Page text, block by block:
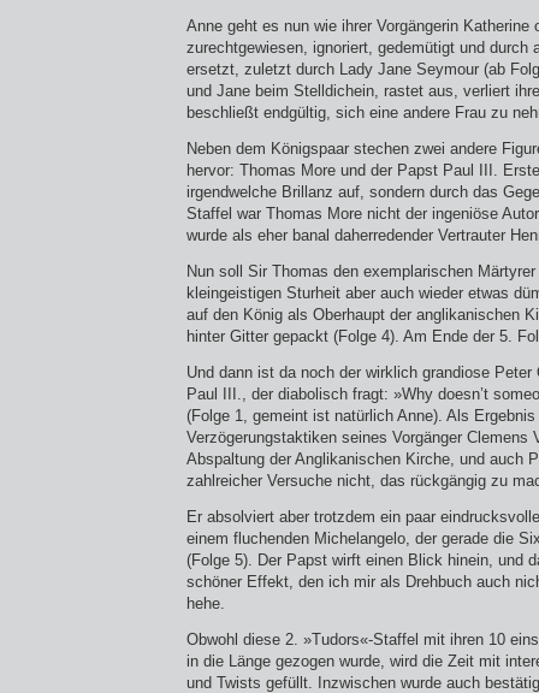
Anne geht es nun wie ihrer Vorgängerin Katherine
zurechtgewiesen, ignoriert, gedemütigt und durch
ersetzt, zuletzt durch Lady Jane Seymour (ab
und Jane beim Stelldichein, rastet aus, verliert
beschließt endgültig, sich eine andere Frau zu
Neben dem Königspaar stechen zwei andere
hervor: Thomas More und der Papst Paul III.
irgendwelche Brillanz auf, sondern durch das
Staffel war Thomas More nicht der ingeniöse
wurde als eher banal daherredender Vertrauter
Nun soll Sir Thomas den exemplarischen
kleingeistigen Sturheit aber auch wieder etwas
auf den König als Oberhaupt der anglikanischen
hinter Gitter gepackt (Folge 4). Am Ende der 5.
Und dann ist da noch der wirklich grandiose Peter
Paul III., der diabolisch fragt: »Why doesn’t
(Folge 1, gemeint ist natürlich Anne). Als
Verzögerungstaktiken seines Vorgänger Clemens
Abspaltung der Anglikanischen Kirche, und auch
zahlreicher Versuche nicht, das rückgängig zu
Er absolviert aber trotzdem ein paar
einem fluchenden Michelangelo, der gerade die
(Folge 5). Der Papst wirft einen Blick hinein, und
schöner Effekt, den ich mir als Drehbuch auch
hehe.
Obwohl diese 2. »Tudors«-Staffel mit ihren 10
in die Länge gezogen wurde, wird die Zeit mit
und Twists gefüllt. Inzwischen wurde auch